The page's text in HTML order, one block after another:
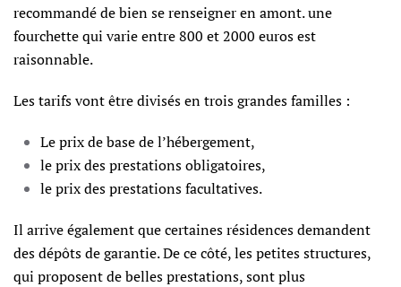
recommandé de bien se renseigner en amont. une
fourchette qui varie entre 800 et 2000 euros est
raisonnable.
Les tarifs vont être divisés en trois grandes familles :
Le prix de base de l’hébergement,
le prix des prestations obligatoires,
le prix des prestations facultatives.
Il arrive également que certaines résidences demandent
des dépôts de garantie. De ce côté, les petites structures,
qui proposent de belles prestations, sont plus